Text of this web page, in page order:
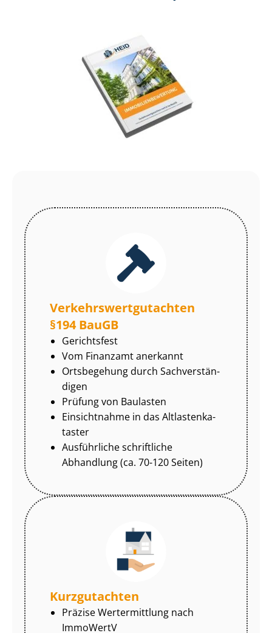
Ver­kehrs­wert­gut­ach­ten
§194 BauGB
Gerichtsfest
Vom Finanzamt anerkannt
Ortsbegehung durch Sach­ver­stän­
di­gen
Prüfung von Baulasten
Einsichtnahme in das Alt­las­ten­ka­
tas­ter
Ausführliche schriftliche
Abhandlung (ca. 70-120 Seiten)
Kurzgutachten
Präzise Wertermittlung nach
ImmoWertV